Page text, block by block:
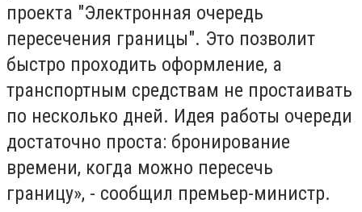
проекта "Электронная очередь
пересечения границы". Это позволит
быстро проходить оформление, а
транспортным средствам не простаивать
по несколько дней. Идея работы очереди
достаточно проста: бронирование
времени, когда можно пересечь
границу», - сообщил премьер-министр.